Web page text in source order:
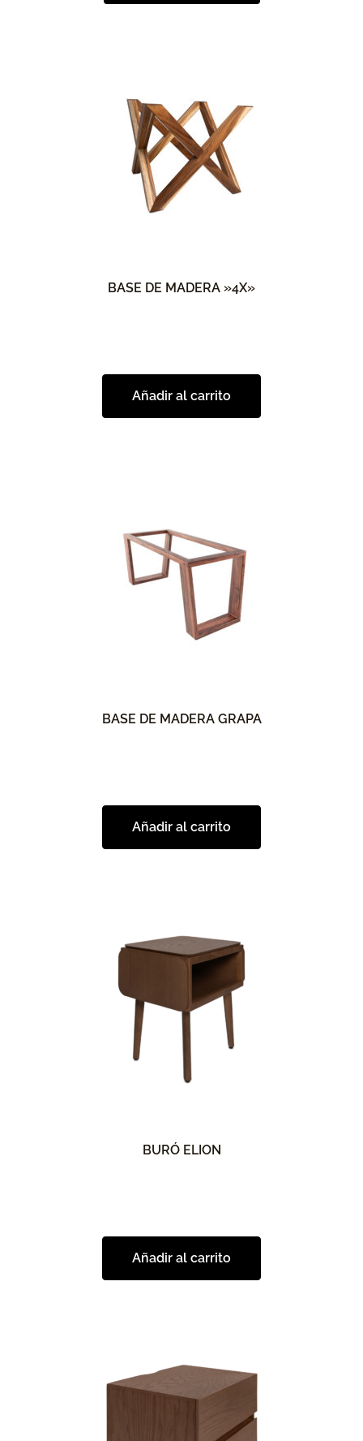
BASE DE MADERA »4X»
Añadir al carrito
BASE DE MADERA GRAPA
Añadir al carrito
BURÓ ELION
Añadir al carrito